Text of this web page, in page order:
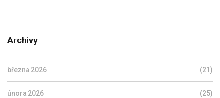
Archivy
března 2026 (21)
února 2026 (25)